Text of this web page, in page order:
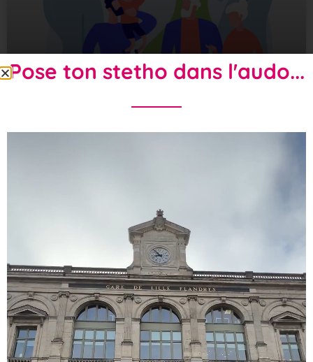
Comprendre les soins palliatifs
Pose ton stetho dans l'audo...